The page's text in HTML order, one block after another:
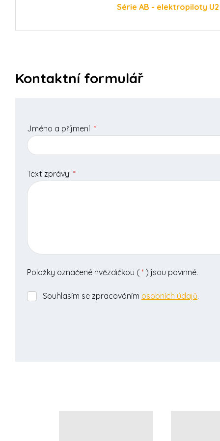
Série AB - elektropiloty U2
Kontaktní formulář
Jméno a příjmení *
Text zprávy *
Položky označené hvězdičkou ( * ) jsou povinné.
Souhlasím
Souhlasím se zpracováním osobních údajů.